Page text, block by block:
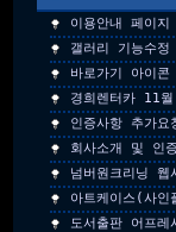
이용안내 페이
갤러리 기능수
바로가기 아이
경희렌터카 11
인증사항 추가
회사소개 및 인
넘버원크리닝 웹
아트케이스(사
도서출판 어프